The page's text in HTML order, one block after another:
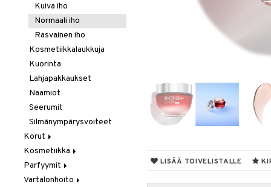
LISÄÄ TOIVELISTALLE
Muotoilu
Hiussuihkeet
Kiharat
Kiilto & Antifrizz
Lämpösuojat
Tuuheuttavat tuotteet
Vaha & Geeli
Sähkölaitteet
Sampoot
Tehohoitoa
Silmämeikinpoisto
Kuiva iho
Normaali iho
Rasvainen iho
Kosmetiikkalaukkuja
Kuorinta
Lahjapakkaukset
Naamiot
Seerumit
Silmänympärysvoiteet
Korut
Kaulakorut
Korvakorut
Rannekorut
Kosmetiikka
Gift Set
Huulet
Parfyymit
Eau de cologne
Vartalonhoito